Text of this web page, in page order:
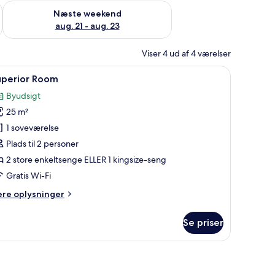
14 - aug. 16
Næste weekend
aug. 21 - aug. 23
Tjek tilgængelighed for næste weekend aug. 21 - aug. 23
Viser 4 ud af 4 værelser
en blomstret lænestol, et lille bord med en vase og et billede på
Et værelse med to senge, et stort maleri, et
7 Room
Byudsigt
25 m²
1 soveværelse
Plads til 2 personer
2 store enkeltsenge ELLER 1 kingsize-seng
Gratis Wi-Fi
oplysninger
Se priser